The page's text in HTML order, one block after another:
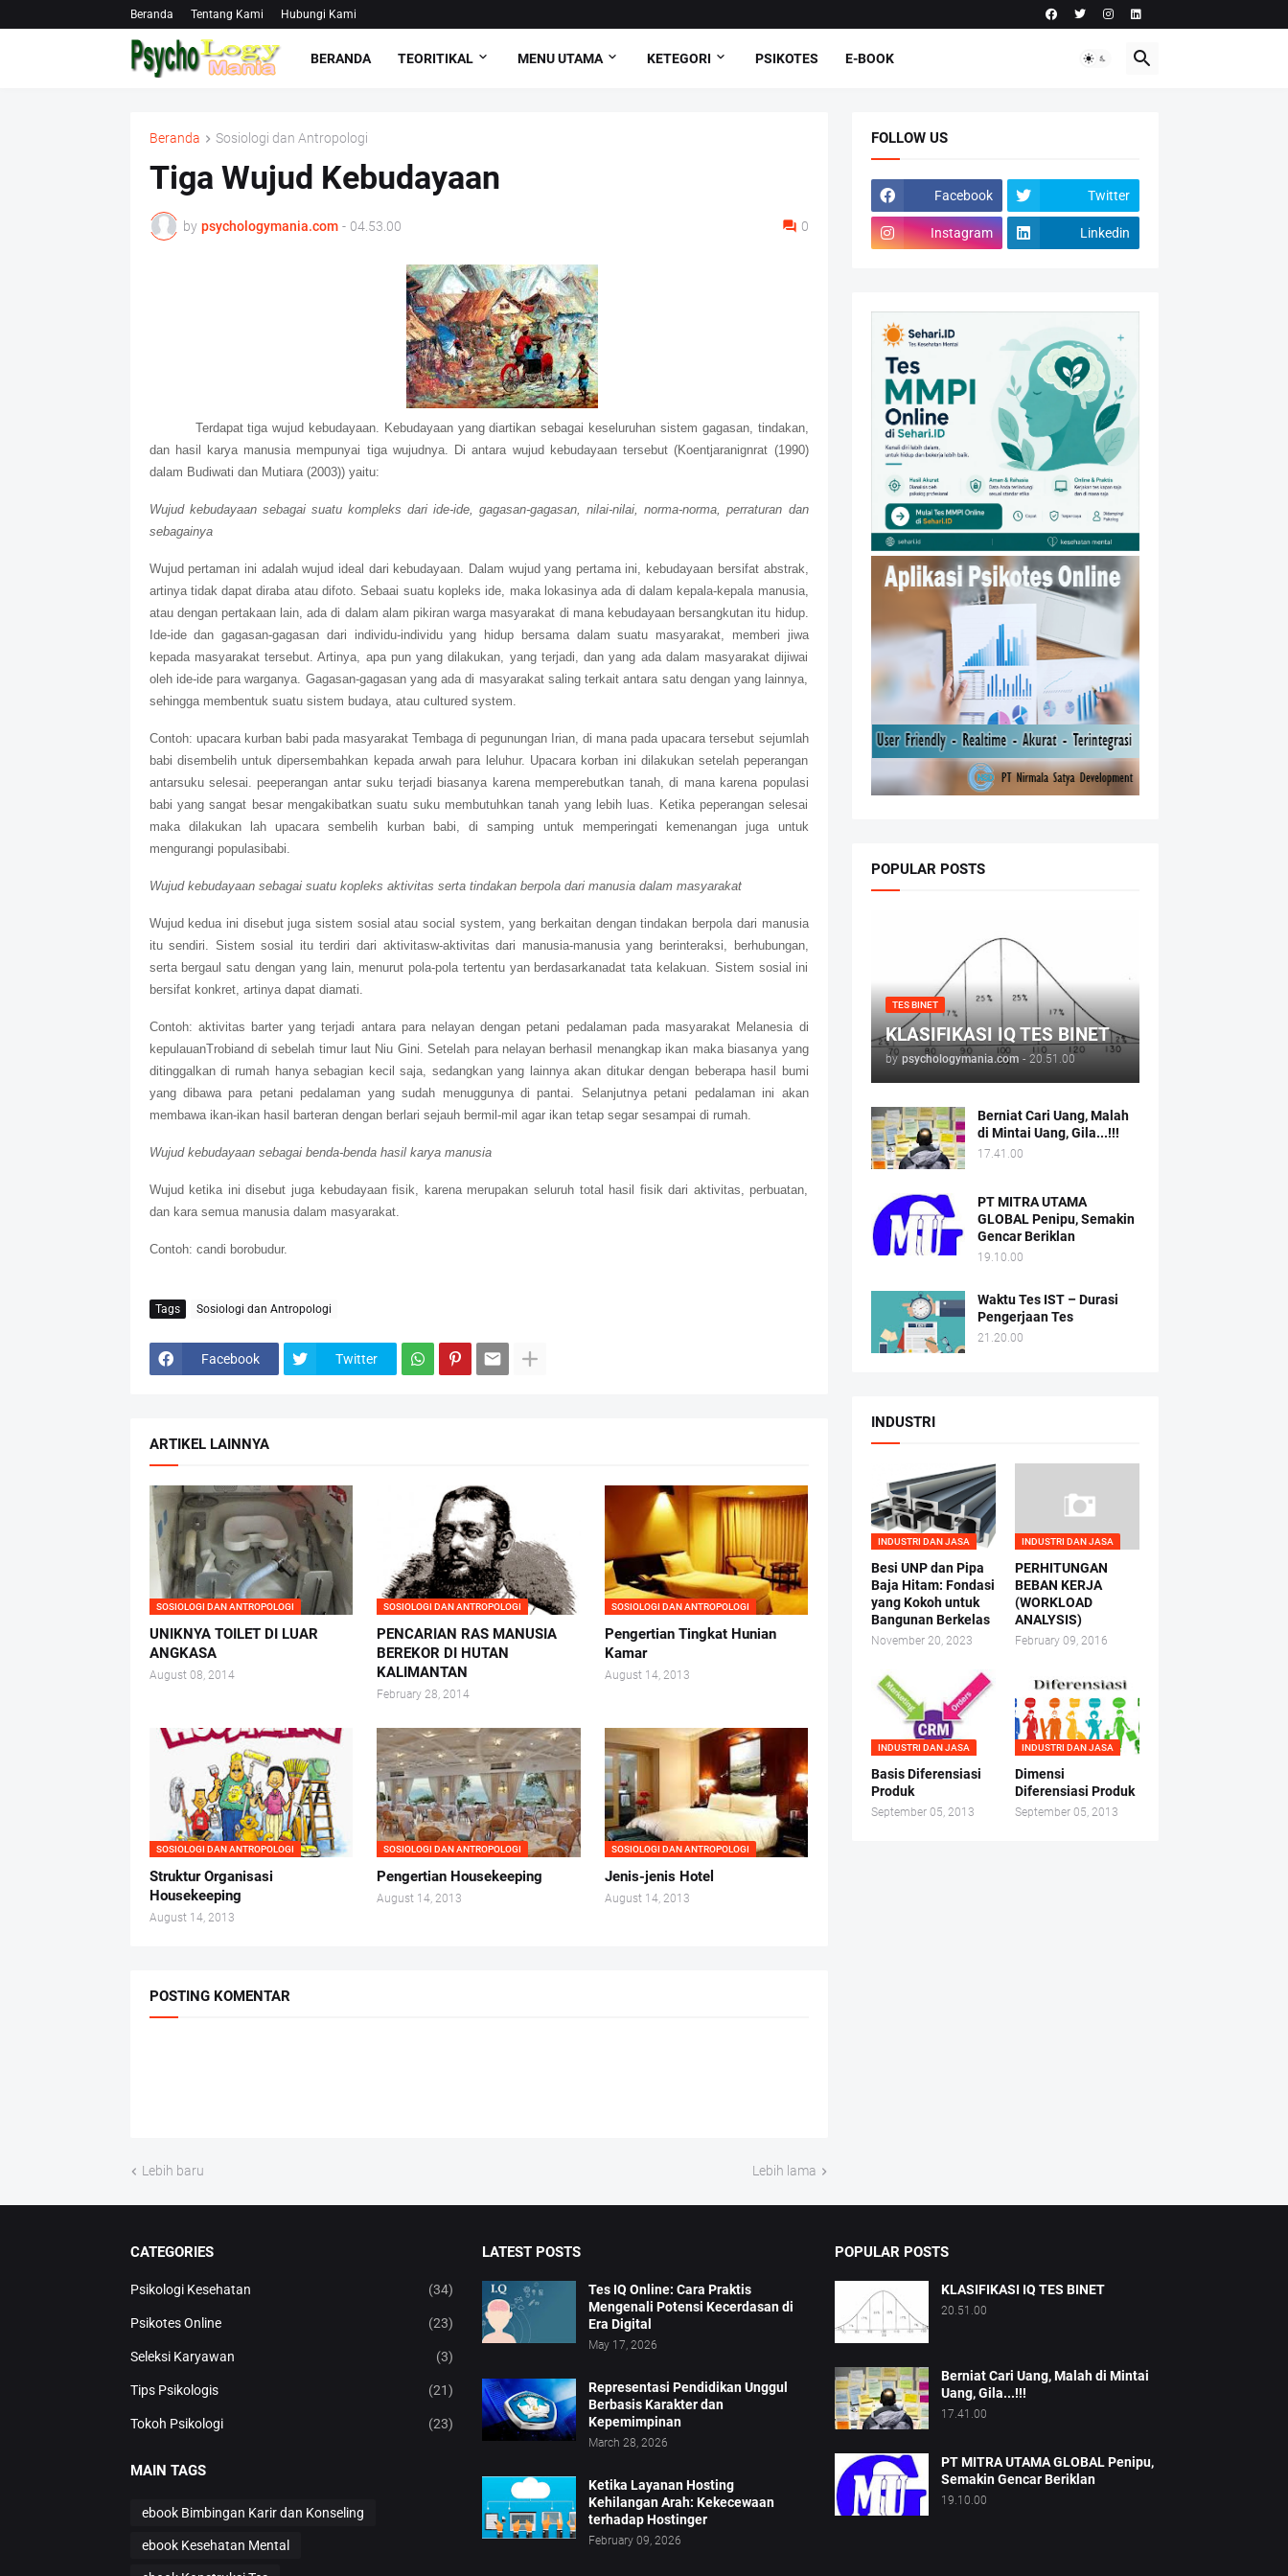
Beranda Tentang Kami Hubungi Kami
BERANDA TEORITIKAL MENU UTAMA KETEGORI PSIKOTES E-BOOK
Beranda Sosiologi dan Antropologi
Tiga Wujud Kebudayaan
by psychologymania.com - 04.53.00 0
Terdapat tiga wujud kebudayaan. Kebudayaan yang diartikan sebagai keseluruhan sistem gagasan, tindakan,
dan hasil karya manusia mempunyai tiga wujudnya. Di antara wujud kebudayaan tersebut (Koentjaranignrat (1990)
dalam Budiwati dan Mutiara (2003)) yaitu:
Wujud kebudayaan sebagai suatu kompleks dari ide-ide, gagasan-gagasan, nilai-nilai, norma-norma, perraturan dan
sebagainya
Wujud pertaman ini adalah wujud ideal dari kebudayaan. Dalam wujud yang pertama ini, kebudayaan bersifat abstrak,
artinya tidak dapat diraba atau difoto. Sebaai suatu kopleks ide, maka lokasinya ada di dalam kepala-kepala manusia,
atau dengan pertakaan lain, ada di dalam alam pikiran warga masyarakat di mana kebudayaan bersangkutan itu hidup.
Ide-ide dan gagasan-gagasan dari individu-individu yang hidup bersama dalam suatu masyarakat, memberi jiwa
kepada masyarakat tersebut. Artinya, apa pun yang dilakukan, yang terjadi, dan yang ada dalam masyarakat dijiwai
oleh ide-ide para warganya. Gagasan-gagasan yang ada di masyarakat saling terkait antara satu dengan yang lainnya,
sehingga membentuk suatu sistem budaya, atau cultured system.
Contoh: upacara kurban babi pada masyarakat Tembaga di pegunungan Irian, di mana pada upacara tersebut sejumlah
babi disembelih untuk dipersembahkan kepada arwah para leluhur. Upacara korban ini dilakukan setelah peperangan
antarsuku selesai. peeperangan antar suku terjadi biasanya karena memperebutkan tanah, di mana karena populasi
babi yang sangat besar mengakibatkan suatu suku membutuhkan tanah yang lebih luas. Ketika peperangan selesai
maka dilakukan lah upacara sembelih kurban babi, di samping untuk memperingati kemenangan juga untuk
mengurangi populasibabi.
Wujud kebudayaan sebagai suatu kopleks aktivitas serta tindakan berpola dari manusia dalam masyarakat
Wujud kedua ini disebut juga sistem sosial atau social system, yang berkaitan dengan tindakan berpola dari manusia
itu sendiri. Sistem sosial itu terdiri dari aktivitasw-aktivitas dari manusia-manusia yang berinteraksi, berhubungan,
serta bergaul satu dengan yang lain, menurut pola-pola tertentu yan berdasarkanadat tata kelakuan. Sistem sosial ini
bersifat konkret, artinya dapat diamati.
Contoh: aktivitas barter yang terjadi antara para nelayan dengan petani pedalaman pada masyarakat Melanesia di
kepulauanTrobiand di sebelah timur laut Niu Gini. Setelah para nelayan berhasil menangkap ikan maka biasanya yang
ditinggalkan di rumah hanya sebagian kecil saja, sedangkan yang lainnya akan ditukar dengan beberapa hasil bumi
yang dibawa para petani pedalaman yang sudah menuggunya di pantai. Selanjutnya petani pedalaman ini akan
membawa ikan-ikan hasil barteran dengan berlari sejauh bermil-mil agar ikan tetap segar sesampai di rumah.
Wujud kebudayaan sebagai benda-benda hasil karya manusia
Wujud ketika ini disebut juga kebudayaan fisik, karena merupakan seluruh total hasil fisik dari aktivitas, perbuatan,
dan kara semua manusia dalam masyarakat.
Contoh: candi borobudur.
Tags Sosiologi dan Antropologi
Facebook Twitter
ARTIKEL LAINNYA
SOSIOLOGI DAN ANTROPOLOGI
UNIKNYA TOILET DI LUAR
ANGKASA
August 08, 2014
SOSIOLOGI DAN ANTROPOLOGI
PENCARIAN RAS MANUSIA
BEREKOR DI HUTAN
KALIMANTAN
February 28, 2014
SOSIOLOGI DAN ANTROPOLOGI
Pengertian Tingkat Hunian
Kamar
August 14, 2013
SOSIOLOGI DAN ANTROPOLOGI
Struktur Organisasi
Housekeeping
August 14, 2013
SOSIOLOGI DAN ANTROPOLOGI
Pengertian Housekeeping
August 14, 2013
SOSIOLOGI DAN ANTROPOLOGI
Jenis-jenis Hotel
August 14, 2013
POSTING KOMENTAR
Lebih baru Lebih lama
FOLLOW US
Facebook Twitter
Instagram Linkedin
POPULAR POSTS
TES BINET
KLASIFIKASI IQ TES BINET
by psychologymania.com - 20.51.00
Berniat Cari Uang, Malah
di Mintai Uang, Gila...!!!
17.41.00
PT MITRA UTAMA
GLOBAL Penipu, Semakin
Gencar Beriklan
19.10.00
Waktu Tes IST – Durasi
Pengerjaan Tes
21.20.00
INDUSTRI
INDUSTRI DAN JASA
Besi UNP dan Pipa
Baja Hitam: Fondasi
yang Kokoh untuk
Bangunan Berkelas
November 20, 2023
INDUSTRI DAN JASA
PERHITUNGAN
BEBAN KERJA
(WORKLOAD
ANALYSIS)
February 09, 2016
INDUSTRI DAN JASA
Basis Diferensiasi
Produk
September 05, 2013
INDUSTRI DAN JASA
Dimensi
Diferensiasi Produk
September 05, 2013
CATEGORIES
Psikologi Kesehatan (34)
Psikotes Online (23)
Seleksi Karyawan (3)
Tips Psikologis (21)
Tokoh Psikologi (23)
MAIN TAGS
ebook Bimbingan Karir dan Konseling
ebook Kesehatan Mental
LATEST POSTS
Tes IQ Online: Cara Praktis
Mengenali Potensi Kecerdasan di
Era Digital
May 17, 2026
Representasi Pendidikan Unggul
Berbasis Karakter dan
Kepemimpinan
March 28, 2026
Ketika Layanan Hosting
Kehilangan Arah: Kekecewaan
terhadap Hostinger
February 09, 2026
POPULAR POSTS
KLASIFIKASI IQ TES BINET
20.51.00
Berniat Cari Uang, Malah di Mintai
Uang, Gila...!!!
17.41.00
PT MITRA UTAMA GLOBAL Penipu,
Semakin Gencar Beriklan
19.10.00